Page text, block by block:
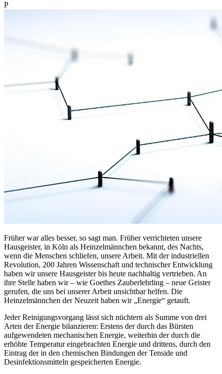
P
Früher war alles besser, so sagt man. Früher verrichteten unsere
Hausgeister, in Köln als Heinzelmännchen bekannt, des Nachts,
wenn die Menschen schliefen, unsere Arbeit. Mit der industriellen
Revolution, 200 Jahren Wissenschaft und technischer Entwicklung
haben wir unsere Hausgeister bis heute nachhaltig vertrieben. An
ihre Stelle haben wir – wie Goethes Zauberlehrling – neue Geister
gerufen, die uns bei unserer Arbeit unsichtbar helfen. Die
Heinzelmännchen der Neuzeit haben wir „Energie“ getauft.
Jeder Reinigungsvorgang lässt sich nüchtern als Summe von drei
Arten der Energie bilanzieren: Erstens der durch das Bürsten
aufgewendeten mechanischen Energie, weiterhin der durch die
erhöhte Temperatur eingebrachten Energie und drittens, durch den
Eintrag der in den chemischen Bindungen der Tenside und
Desinfektionsmitteln gespeicherten Energie.